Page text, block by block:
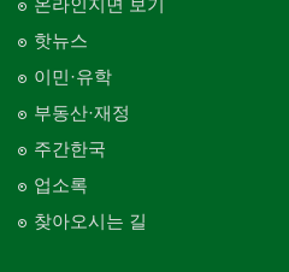
온라인지면 보기
핫뉴스
이민·유학
부동산·재정
주간한국
업소록
찾아오시는 길